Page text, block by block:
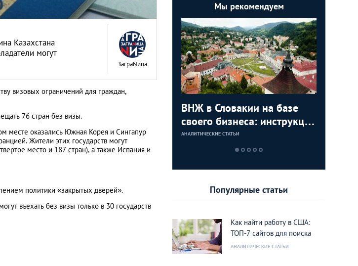
Казахстана
могут
ЗаграNица
визовых ограничений для граждан,
76 стран без визы.
месте оказались Южная Корея и Сингапур
Жители этих государств могут
место и 187 стран), а также Испания и
политики «закрытых дверей».
въехать без визы только в 30 государств
Мы рекомендуем
ВНЖ в Словакии на базе
своего бизнеса: инструкция
для граждан СНГ
АНАЛИТИЧЕСКИЕ СТАТЬИ
Словакии: процедура для
иностранцев
АНАЛИТИЧЕСКИЕ СТАТЬИ
Популярные статьи
Как найти работу в США:
ТОП-7 сайтов для поиска
АНАЛИТИЧЕСКИЕ СТАТЬИ